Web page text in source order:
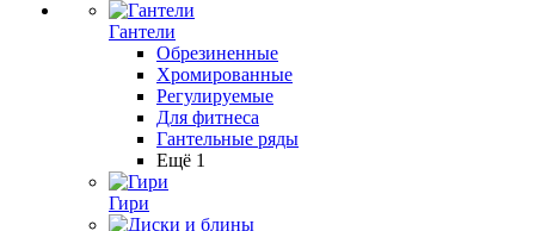
Гантели
Обрезиненные
Хромированные
Регулируемые
Для фитнеса
Гантельные ряды
Ещё 1
Гири